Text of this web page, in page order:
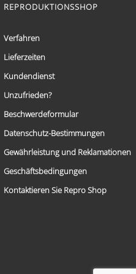
REPRODUKTIONSSHOP
Verfahren
Lieferzeiten
Kundendienst
Unzufrieden?
Beschwerdeformular
Datenschutz-Bestimmungen
Gewährleistung und Reklamationen
Geschäftsbedingungen
Kontaktieren Sie Repro Shop